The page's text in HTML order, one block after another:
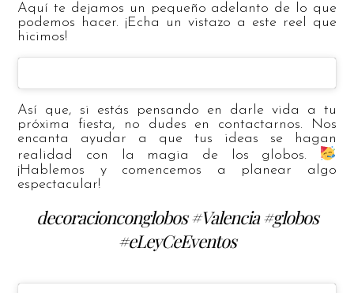
Aquí te dejamos un pequeño adelanto de lo que
podemos hacer. ¡Echa un vistazo a este reel que
hicimos!
Así que, si estás pensando en darle vida a tu
próxima fiesta, no dudes en contactarnos. Nos
encanta ayudar a que tus ideas se hagan
realidad con la magia de los globos.
¡Hablemos y comencemos a planear algo
espectacular!
decoracionconglobos #Valencia #globos
#eLeyCeEventos